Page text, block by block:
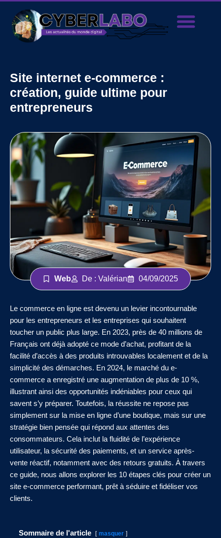
Site internet e-commerce :
création, guide ultime pour
entrepreneurs
Web De : Valérian 04/09/2025
Le commerce en ligne est devenu un levier incontournable
pour les entrepreneurs et les entreprises qui souhaitent
toucher un public plus large. En 2023, près de 40 millions de
Français ont déjà adopté ce mode d’achat, profitant de la
facilité d’accès à des produits introuvables localement et de la
simplicité des démarches. En 2024, le marché du e-
commerce a enregistré une augmentation de plus de 10 %,
illustrant ainsi des opportunités indéniables pour ceux qui
savent s’y préparer. Toutefois, la réussite ne repose pas
simplement sur la mise en ligne d’une boutique, mais sur une
stratégie bien pensée qui répond aux attentes des
consommateurs. Cela inclut la fluidité de l’expérience
utilisateur, la sécurité des paiements, et un service après-
vente réactif, notamment avec des retours gratuits. À travers
ce guide, nous allons explorer les 10 étapes clés pour créer un
site e-commerce performant, prêt à séduire et fidéliser vos
clients.
Sommaire de l'article masquer